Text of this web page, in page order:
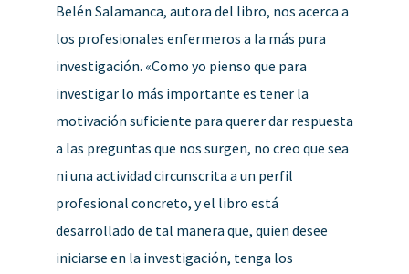
Belén Salamanca, autora del libro, nos acerca a
los profesionales enfermeros a la más pura
investigación. «Como yo pienso que para
investigar lo más importante es tener la
motivación suficiente para querer dar respuesta
a las preguntas que nos surgen, no creo que sea
ni una actividad circunscrita a un perfil
profesional concreto, y el libro está
desarrollado de tal manera que, quien desee
iniciarse en la investigación, tenga los